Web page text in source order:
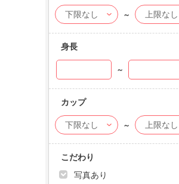
～
身長
～
カップ
～
こだわり
写真あり